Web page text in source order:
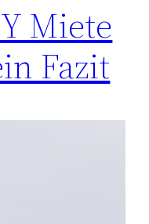
Miete
Fazit